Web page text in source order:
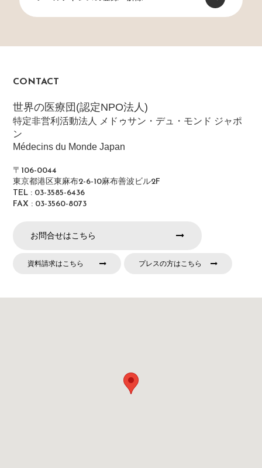
CONTACT
世界の医療団(認定NPO法人)
特定非営利活動法人 メドゥサン・デュ・モンド ジャポ
ン
Médecins du Monde Japan
〒106-0044
東京都港区東麻布2-6-10麻布善波ビル2F
TEL : 03-3585-6436
FAX : 03-3560-8073
お問合せはこちら
資料請求はこちら プレスの方はこちら